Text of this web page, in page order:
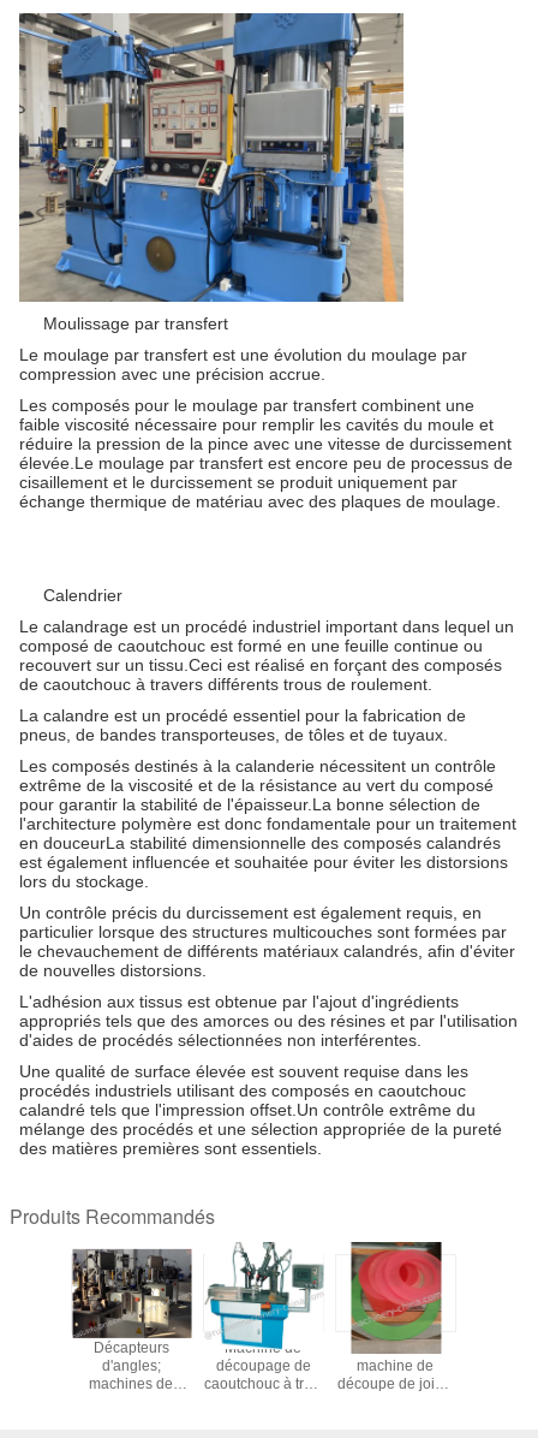
Moulissage par transfert
Le moulage par transfert est une évolution du moulage par
compression avec une précision accrue.
Les composés pour le moulage par transfert combinent une
faible viscosité nécessaire pour remplir les cavités du moule et
réduire la pression de la pince avec une vitesse de durcissement
élevée.Le moulage par transfert est encore peu de processus de
cisaillement et le durcissement se produit uniquement par
échange thermique de matériau avec des plaques de moulage.
Calendrier
Le calandrage est un procédé industriel important dans lequel un
composé de caoutchouc est formé en une feuille continue ou
recouvert sur un tissu.Ceci est réalisé en forçant des composés
de caoutchouc à travers différents trous de roulement.
La calandre est un procédé essentiel pour la fabrication de
pneus, de bandes transporteuses, de tôles et de tuyaux.
Les composés destinés à la calanderie nécessitent un contrôle
extrême de la viscosité et de la résistance au vert du composé
pour garantir la stabilité de l'épaisseur.La bonne sélection de
l'architecture polymère est donc fondamentale pour un traitement
en douceurLa stabilité dimensionnelle des composés calandrés
est également influencée et souhaitée pour éviter les distorsions
lors du stockage.
Un contrôle précis du durcissement est également requis, en
particulier lorsque des structures multicouches sont formées par
le chevauchement de différents matériaux calandrés, afin d'éviter
de nouvelles distorsions.
L'adhésion aux tissus est obtenue par l'ajout d'ingrédients
appropriés tels que des amorces ou des résines et par l'utilisation
d'aides de procédés sélectionnées non interférentes.
Une qualité de surface élevée est souvent requise dans les
procédés industriels utilisant des composés en caoutchouc
calandré tels que l'impression offset.Un contrôle extrême du
mélange des procédés et une sélection appropriée de la pureté
des matières premières sont essentiels.
Produits Recommandés
Décapteurs
d'angles;
machines de
Machine de
découpage de
caoutchouc à trois
machine de
découpe de joints